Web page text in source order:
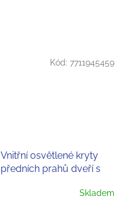
Vnitřní osvětlené kryty
předních prahů dveří s
Skladem
Kód:7711945459